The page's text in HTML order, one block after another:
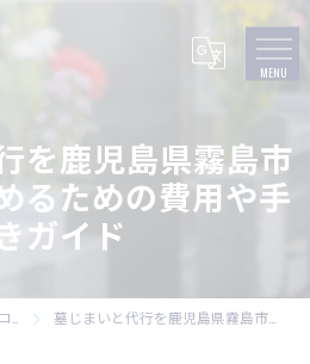
を鹿児島県霧島市
るための費用や手
ガイド
コラム 墓じまいと代行を鹿児島県霧島市で安心して進めるための費用や手続きガイド